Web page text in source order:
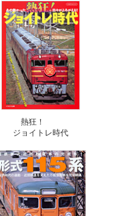
熱狂！
ジョイトレ時代